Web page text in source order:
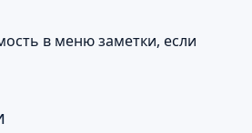
в меню заметки, если